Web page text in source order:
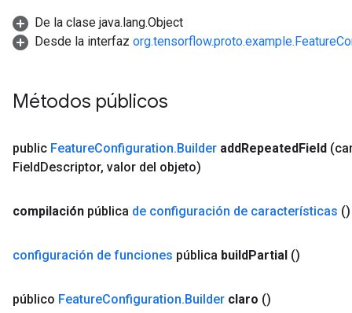
De la clase java.lang.Object
Desde la interfaz
Métodos públicos
public FeatureConfiguration.Builder addRepeatedField
FieldDescriptor, valor del objeto)
compilación pública de configuración de características ()
configuración de funciones pública buildPartial ()
público FeatureConfiguration.Builder claro ()